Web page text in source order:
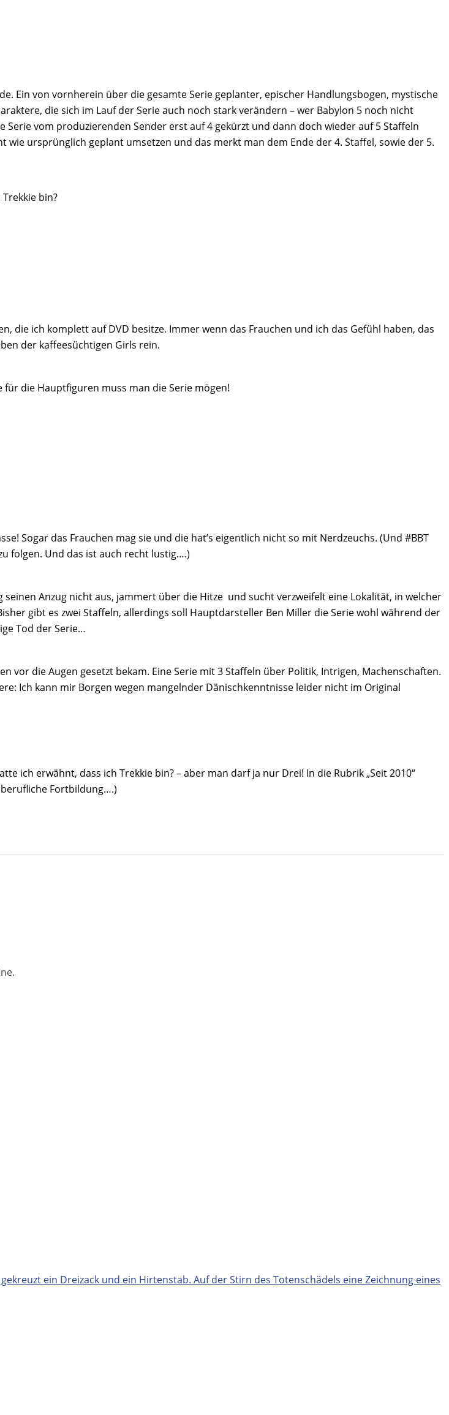
Ein von vornherein über die gesamte Serie geplanter, epischer Handlungsbogen, mystische
die sich im Lauf der Serie auch noch stark verändern – wer Babylon 5 noch nicht
vom produzierenden Sender erst auf 4 gekürzt und dann doch wieder auf 5 Staffeln
ursprünglich geplant umsetzen und das merkt man dem Ende der 4. Staffel, sowie der 5.
bin?
die ich komplett auf DVD besitze. Immer wenn das Frauchen und ich das Gefühl haben, das
der kaffeesüchtigen Girls rein.
für die Hauptfiguren muss man die Serie mögen!
Sogar das Frauchen mag sie und die hat’s eigentlich nicht so mit Nerdzeuchs. (Und #BBT
folgen. Und das ist auch recht lustig….)
Anzug nicht aus, jammert über die Hitze und sucht verzweifelt eine Lokalität, in welcher
gibt es zwei Staffeln, allerdings soll Hauptdarsteller Ben Miller die Serie wohl während der
Tod der Serie…
vor die Augen gesetzt bekam. Eine Serie mit 3 Staffeln über Politik, Intrigen, Machenschaften.
Ich kann mir Borgen wegen mangelnder Dänischkenntnisse leider nicht im Original
ich erwähnt, dass ich Trekkie bin? – aber man darf ja nur Drei! In die Rubrik „Seit 2010“
Fortbildung….)